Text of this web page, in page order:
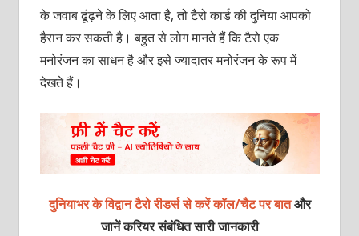
के जवाब ढूंढ़ने के लिए आता है, तो टैरो कार्ड की दुनिया आपको
हैरान कर सकती है। बहुत से लोग मानते हैं कि टैरो एक
मनोरंजन का साधन है और इसे ज्यादातर मनोरंजन के रूप में
देखते हैं।
दुनियाभर के विद्वान टैरो रीडर्स से करें कॉल/चैट पर बातऔर
जानें करियर संबंधित सारी जानकारी